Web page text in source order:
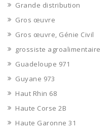
Grande distribution
Gros œuvre
Gros œuvre, Génie Civil
grossiste agroalimentaire
Guadeloupe 971
Guyane 973
Haut Rhin 68
Haute Corse 2B
Haute Garonne 31